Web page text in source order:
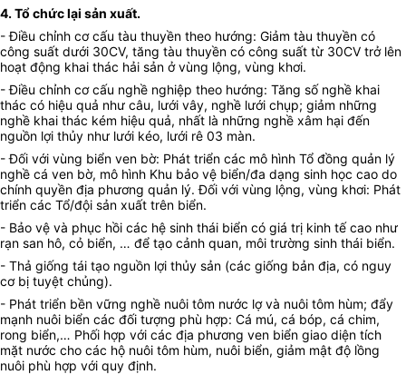
4. Tổ chức lại sản xuất.
- Điều chỉnh cơ cấu tàu thuyền theo hướng: Giảm tàu thuyền có
công suất dưới 30CV, tăng tàu thuyền có công suất từ 30CV trở lên
hoạt động khai thác hải sản ở vùng lộng, vùng khơi.
- Điều chỉnh cơ cấu nghề nghiệp theo hướng: Tăng số nghề khai
thác có hiệu quả như câu, lưới vây, nghề lưới chụp; giảm những
nghề khai thác kém hiệu quả, nhất là những nghề xâm hại đến
nguồn lợi thủy như lưới kéo, lưới rê 03 màn.
- Đối với vùng biển ven bờ: Phát triển các mô hình Tổ đồng quản lý
nghề cá ven bờ, mô hình Khu bảo vệ biển/đa dạng sinh học cao do
chính quyền địa phương quản lý. Đối với vùng lộng, vùng khơi: Phát
triển các Tổ/đội sản xuất trên biển.
- Bảo vệ và phục hồi các hệ sinh thái biển có giá trị kinh tế cao như
rạn san hô, cỏ biển, … để tạo cảnh quan, môi trường sinh thái biển.
- Thả giống tái tạo nguồn lợi thủy sản (các giống bản địa, có nguy
cơ bị tuyệt chủng).
- Phát triển bền vững nghề nuôi tôm nước lợ và nuôi tôm hùm; đẩy
mạnh nuôi biển các đối tượng phù hợp: Cá mú, cá bóp, cá chim,
rong biển,… Phối hợp với các địa phương ven biển giao diện tích
mặt nước cho các hộ nuôi tôm hùm, nuôi biển, giảm mật độ lồng
nuôi phù hợp với quy định.